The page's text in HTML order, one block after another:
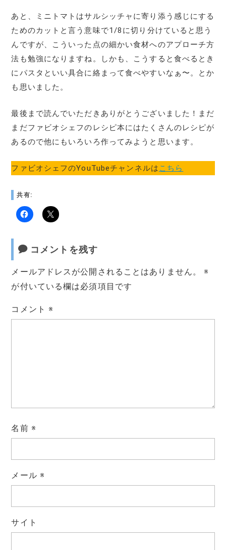
あと、ミニトマトはサルシッチャに寄り添う感じにする
ためのカットと言う意味で1/8に切り分けていると思う
んですが、こういった点の細かい食材へのアプローチ方
法も勉強になりますね。しかも、こうすると食べるとき
にパスタといい具合に絡まって食べやすいなぁ〜。とか
も思いました。
最後まで読んでいただきありがとうございました！まだ
まだファビオシェフのレシピ本にはたくさんのレシピが
あるので他にもいろいろ作ってみようと思います。
ファビオシェフのYouTubeチャンネルは こちら
共有:
コメントを残す
メールアドレスが公開されることはありません。
※
が付いている欄は必須項目です
コメント※
名前 ※
メール ※
サイト